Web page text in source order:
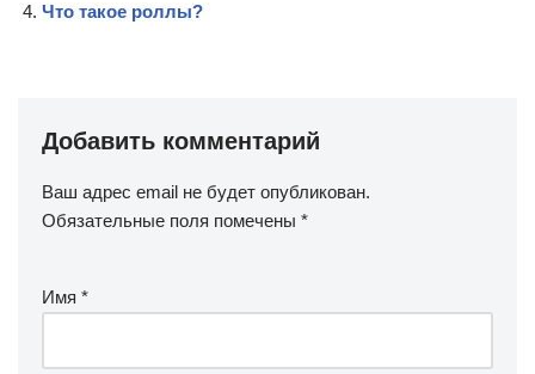
Что такое роллы?
Добавить комментарий
Ваш адрес email не будет опубликован.
Обязательные поля помечены *
Имя *